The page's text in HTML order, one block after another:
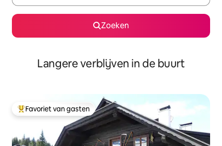
Zoeken
Langere verblijven in de buurt
Topfavoriet van gasten
Favoriet van gasten